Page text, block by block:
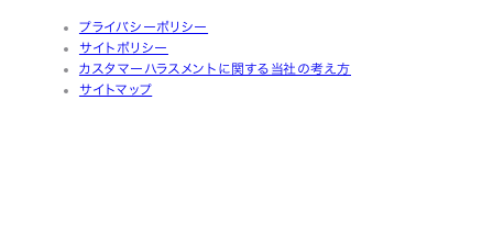
プライバシーポリシー
サイトポリシー
カスタマーハラスメントに関する当社の考え方
サイトマップ